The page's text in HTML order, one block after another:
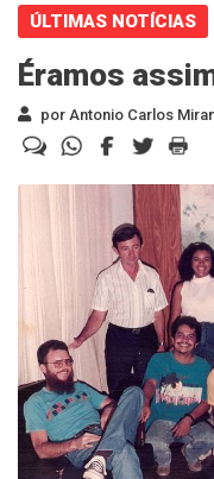
ÚLTIMAS NOTÍCIAS
Éramos
por Antonio Carlos